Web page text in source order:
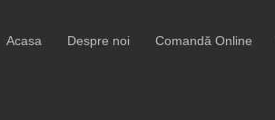
Acasa Despre noi Comandă Online